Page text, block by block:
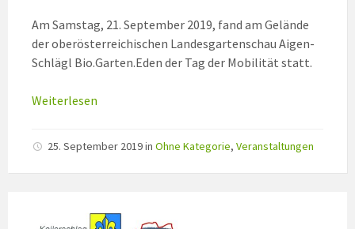
Am Samstag, 21. September 2019, fand am Gelände
der oberösterreichischen Landesgartenschau Aigen-
Schlägl Bio.Garten.Eden der Tag der Mobilität statt.
Weiterlesen
25. September 2019in Ohne Kategorie, Veranstaltungen